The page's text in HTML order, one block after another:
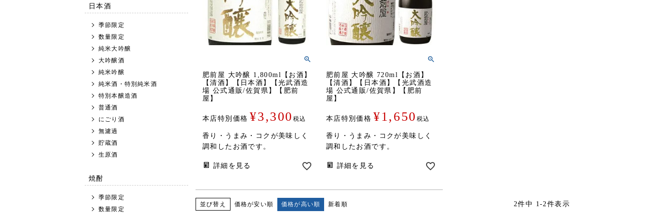
日本酒
季節限定
数量限定
純米大吟醸
大吟醸酒
純米吟醸
純米酒・特別純米酒
特別本醸造酒
普通酒
にごり酒
無濾過
貯蔵酒
生原酒
焼酎
季節限定
数量限定
肥前屋 大吟醸 1,800ml【お酒】
【清酒】【日本酒】【光武酒造
場 公式通販/佐賀県】【肥前
屋】
本店特別価格 ¥3,300税込
香り・うまみ・コクが美味しく
調和したお酒です。
詳細を見る
肥前屋 大吟醸 720ml【お酒】
【清酒】【日本酒】【光武酒造
場 公式通販/佐賀県】【肥前
屋】
本店特別価格 ¥1,650 税込
香り・うまみ・コクが美味しく
調和したお酒です。
詳細を見る
並び替え 価格が安い順 価格が高い順 新着順 2件中 1-2件表示